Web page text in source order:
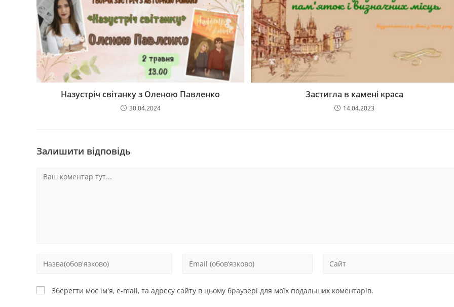
Назустріч світанку з Оленою Павленко
30.04.2024
Застигла в камені краса
14.04.2023
Залишити відповідь
Зберегти моє ім'я, e-mail, та адресу сайту в цьому браузері для моїх подальших коментарів.